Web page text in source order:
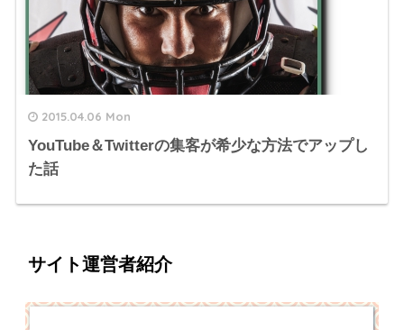
2015.04.06 Mon
YouTube＆Twitterの集客が希少な方法でアップし
た話
サイト運営者紹介